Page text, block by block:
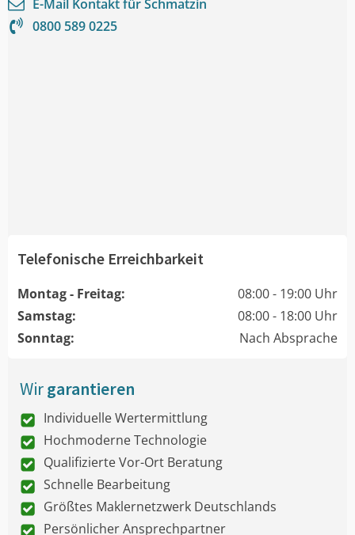
E-Mail Kontakt fürSchmatzin
0800 589 0225
Telefonische Erreichbarkeit
Montag - Freitag:
08:00 - 19:00 Uhr
Samstag:
08:00 - 18:00 Uhr
Sonntag:
Nach Absprache
Wirgarantieren
Individuelle Wertermittlung
Hochmoderne Technologie
Qualifizierte Vor-Ort Beratung
Schnelle Bearbeitung
Größtes Maklernetzwerk Deutschlands
Persönlicher Ansprechpartner